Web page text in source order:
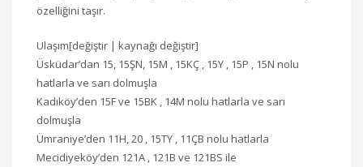
özelliğini taşır.
Ulaşım[değiştir | kaynağı değiştir]
Üsküdar’dan 15, 15ŞN, 15M , 15KÇ , 15Y , 15P , 15N nolu
hatlarla ve sarı dolmuşla
Kadıköy’den 15F ve 15BK , 14M nolu hatlarla ve sarı
dolmuşla
Ümraniye’den 11H, 20 , 15TY , 11ÇB nolu hatlarla
Mecidiyeköy’den 121A , 121B ve 121BS ile